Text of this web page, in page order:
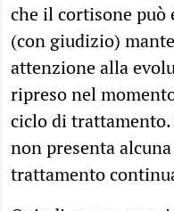
che il cortisone
(con giudizio)
attenzione alla
ripreso nel
ciclo di
non presenta
trattamento